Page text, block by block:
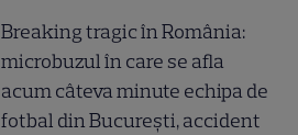
Breaking tragic în România:
microbuzul în care se afla
acum câteva minute echipa de
fotbal din București, accident